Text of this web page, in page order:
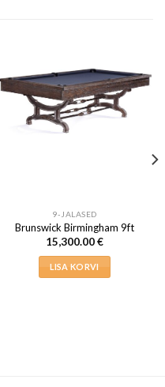
9-JALASED
Brunswick Birmingham 9ft
15,300.00€
LISA KORVI